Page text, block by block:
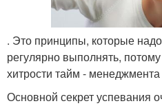
. Это принципы, которые
регулярно выполнять,
хитрости тайм -
Основной секрет успевания